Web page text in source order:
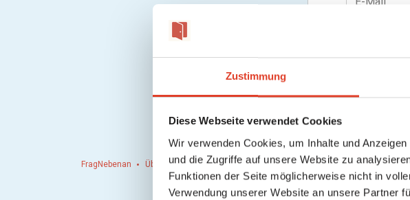
Zustimmung
Diese Webseite verwendet Cookies
Wir verwenden Cookies, um Inhalte und
und die Zugriffe auf unsere Website zu
Funktionen der Seite möglicherweise nicht in
Verwendung unserer Website an unsere Partner
an mich
FragNebenan Über uns Presse Hausordnung Hilfe / FAQ Datenschutz
Copyright © 2026